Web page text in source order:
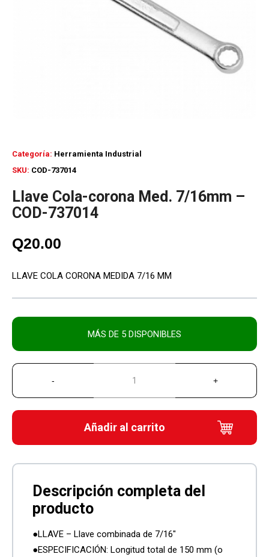
SKU: COD-737014
Categoría: Herramienta Industrial
Llave Cola-corona Med. 7/16mm –
COD-737014
Q20.00
LLAVE COLA CORONA MEDIDA 7/16 MM
MÁS DE 5 DISPONIBLES
Añadir al carrito
●LLAVE – Llave combinada de 7/16″
●ESPECIFICACIÓN: Longitud total de 150 mm (o